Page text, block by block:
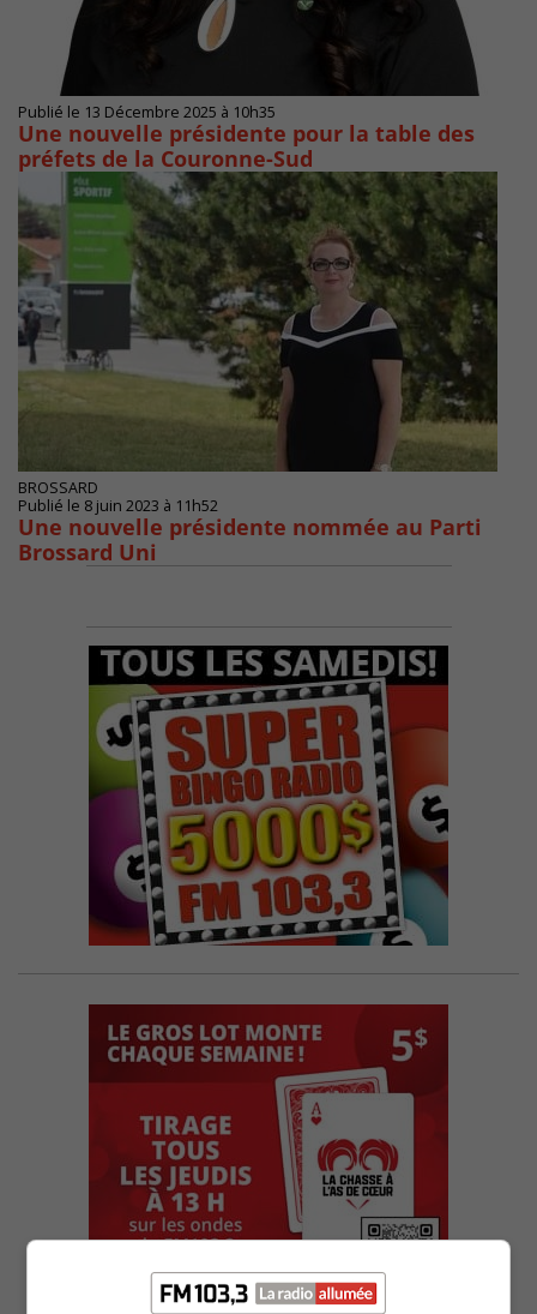
Publié le 13 Décembre 2025 à 10h35
Une nouvelle présidente pour la table des
préfets de la Couronne-Sud
BROSSARD
Publié le 8 juin 2023 à 11h52
Une nouvelle présidente nommée au Parti
Brossard Uni